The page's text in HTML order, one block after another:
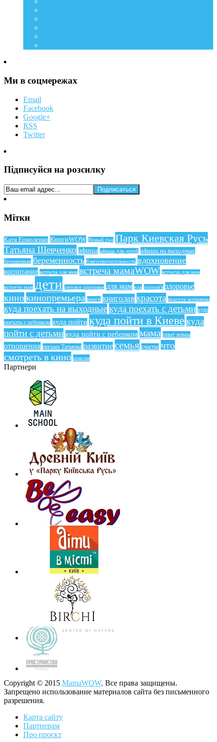
Ми в соцмережах
Email
Facebook
Google+
RSS
Twitter
Підписуйся на розсилку
Мітки
Катя Ермоленко КнигиWOW Новый год Парк Киевская Русь
Татьяна Шевченко афиша афиша для детей афиша на выходные
беременная беременность благотворительность вдохновение
воспитание встреча для мам встреча мамаWOW встречи для мам
встречи мам дети детское здоровье для мам еда здоров'я здоровье
кинокинопремьера книги книголав красота красота женщины
куда поехать на выходныекуда поехать с детьми куда
поехать с ребенком куда пойти куда пойти в Киеве куда
пойти с детьми куда пойти с ребенком мама опыт мамы
отношения письма Татьяны развитие семья счастье что
смотреть в кино школа
Партнери
Copyright © 2015 MamaWOW. Все права защищены.
Запрещено использование материалов сайта без письменного
разрешения.
Карта сайту
Партнерам
Про проєкт